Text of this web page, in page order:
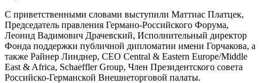
С приветственными словами выступили Маттиас Платцек,
Председатель правления Германо-Российского Форума,
Леонид Вадимович Драчевский, Исполнительный директор
Фонда поддержки публичной дипломатии имени Горчакова, а
также Райнер Линднер, CEO Central & Eastern Europe/Middle
East & Africa, Schaeffler Group, Член Президентского совета
Российско-Германской Внешнеторговой палаты.